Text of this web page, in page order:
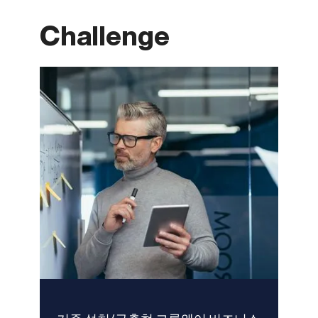
Challenge